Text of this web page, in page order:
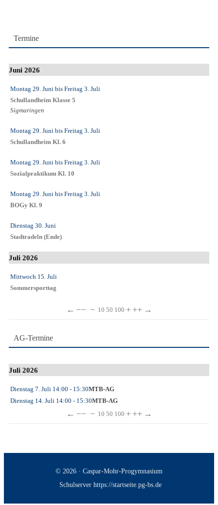
Termine
Juni 2026
Montag 29. Juni bis Freitag 3. Juli
Schullandheim Klasse 5
Sigmaringen
Montag 29. Juni bis Freitag 3. Juli
Schullandheim Kl. 6
Montag 29. Juni bis Freitag 3. Juli
Sozialpraktikum Kl. 10
Montag 29. Juni bis Freitag 3. Juli
BOGy Kl. 9
Dienstag 30. Juni
Stadtradeln (Ende)
Juli 2026
Mittwoch 15. Juli
Sommersporttag
← −− − 10 50 100 + ++ →
AG-Termine
Juli 2026
Dienstag 7. Juli 14:00 - 15:30MTB-AG
Dienstag 14. Juli 14:00 - 15:30MTB-AG
← −− − 10 50 100 + ++ →
© 2026 · Caspar-Mohr-Progymnasium
Schulserver https://startseite.pg-bs.de